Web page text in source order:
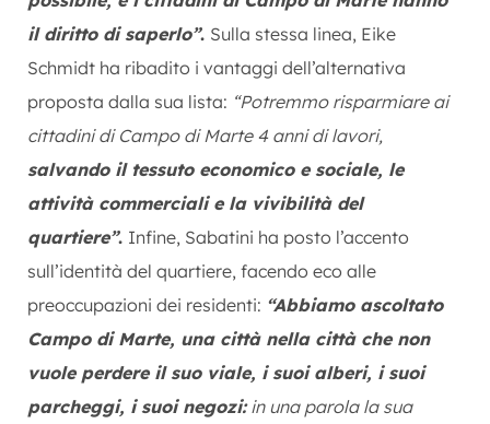
il diritto di saperlo”. Sulla stessa linea, Eike
Schmidt ha ribadito i vantaggi dell’alternativa
proposta dalla sua lista: “Potremmo risparmiare ai
cittadini di Campo di Marte 4 anni di lavori,
salvando il tessuto economico e sociale, le
attività commerciali e la vivibilità del
quartiere”. Infine, Sabatini ha posto l’accento
sull’identità del quartiere, facendo eco alle
preoccupazioni dei residenti: “Abbiamo ascoltato
Campo di Marte, una città nella città che non
vuole perdere il suo viale, i suoi alberi, i suoi
parcheggi, i suoi negozi:in una parola la sua